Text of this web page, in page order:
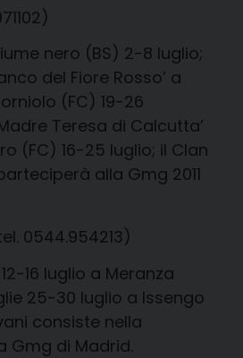
nero (BS) 2-8 luglio;
del Fiore Rosso’ a
(FC) 19-26
Teresa di Calcutta’
(FC) 16-25 luglio; il Clan
alla Gmg 2011
0544.954213)
16 luglio a Meranza
25-30 luglio a Issengo
consiste nella
Gmg di Madrid.